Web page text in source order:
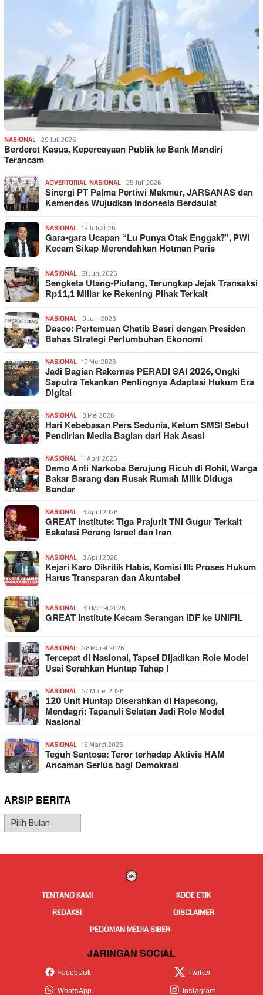
NASIONAL 29 Juli 2026
Berderet Kasus, Kepercayaan Publik ke Bank Mandiri
Terancam
ADVERTORIAL, NASIONAL 25 Juli 2026
Sinergi PT Palma Pertiwi Makmur, JARSANAS dan
Kemendes Wujudkan Indonesia Berdaulat
NASIONAL 19 Juli 2026
Gara-gara Ucapan “Lu Punya Otak Enggak?”, PWI
Kecam Sikap Merendahkan Hotman Paris
NASIONAL 21 Juni 2026
Sengketa Utang-Piutang, Terungkap Jejak Transaksi
Rp11,1 Miliar ke Rekening Pihak Terkait
NASIONAL 9 Juni 2026
Dasco: Pertemuan Chatib Basri dengan Presiden
Bahas Strategi Pertumbuhan Ekonomi
NASIONAL 10 Mei 2026
Jadi Bagian Rakernas PERADI SAI 2026, Ongki
Saputra Tekankan Pentingnya Adaptasi Hukum Era
Digital
NASIONAL 3 Mei 2026
Hari Kebebasan Pers Sedunia, Ketum SMSI Sebut
Pendirian Media Bagian dari Hak Asasi
NASIONAL 11 April 2026
Demo Anti Narkoba Berujung Ricuh di Rohil, Warga
Bakar Barang dan Rusak Rumah Milik Diduga
Bandar
NASIONAL 3 April 2026
GREAT Institute: Tiga Prajurit TNI Gugur Terkait
Eskalasi Perang Israel dan Iran
NASIONAL 3 April 2026
Kejari Karo Dikritik Habis, Komisi III: Proses Hukum
Harus Transparan dan Akuntabel
NASIONAL 30 Maret 2026
GREAT Institute Kecam Serangan IDF ke UNIFIL
NASIONAL 28 Maret 2026
Tercepat di Nasional, Tapsel Dijadikan Role Model
Usai Serahkan Huntap Tahap I
NASIONAL 27 Maret 2026
120 Unit Huntap Diserahkan di Hapesong,
Mendagri: Tapanuli Selatan Jadi Role Model
Nasional
NASIONAL 15 Maret 2026
Teguh Santosa: Teror terhadap Aktivis HAM
Ancaman Serius bagi Demokrasi
ARSIP BERITA
Arsip
Berita
TENTANG KAMI
KODE ETIK
REDAKSI
DISCLAIMER
PEDOMAN MEDIA SIBER
JARINGAN SOCIAL
Facebook
Twitter
WhatsApp
Instagram